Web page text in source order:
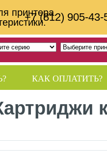
принтера.
+7 (812) 905-43-
КАК ОПЛАТИТЬ?